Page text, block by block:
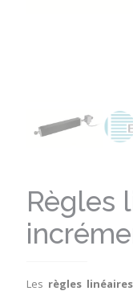
Règles
Les règles linéaires